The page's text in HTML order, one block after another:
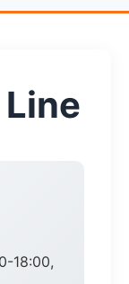
18:00,